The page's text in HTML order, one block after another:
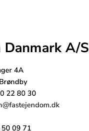
Danmark A/S
4A
22 80 30
09 71